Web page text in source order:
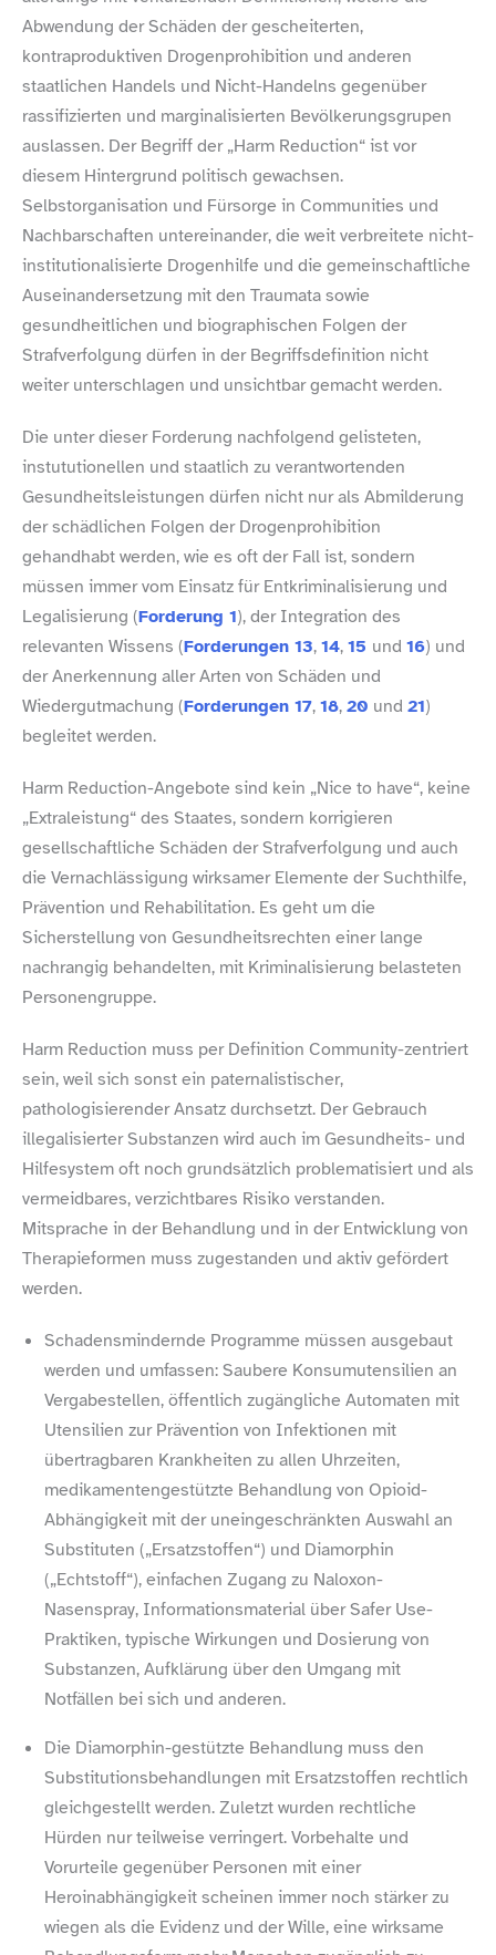
Abwendung der Schäden der gescheiterten,
kontraproduktiven Drogenprohibition und anderen
staatlichen Handels und Nicht-​Handelns gegenüber
rassifizierten und marginalisierten Bevölkerungsgrupen
auslassen. Der Begriff der „Harm Reduction“ ist vor
diesem Hintergrund politisch gewachsen.
Selbstorganisation und Fürsorge in Communities und
Nachbarschaften untereinander, die weit verbreitete nicht-​
institutionalisierte Drogenhilfe und die gemeinschaftliche
Auseinandersetzung mit den Traumata sowie
gesundheitlichen und biographischen Folgen der
Strafverfolgung dürfen in der Begriffsdefinition nicht
weiter unterschlagen und unsichtbar gemacht werden.
Die unter dieser Forderung nachfolgend gelisteten,
instututionellen und staatlich zu verantwortenden
Gesundheitsleistungen dürfen nicht nur als Abmilderung
der schädlichen Folgen der Drogenprohibition
gehandhabt werden, wie es oft der Fall ist, sondern
müssen immer vom Einsatz für Entkriminalisierung und
Legalisierung (Forderung 1), der Integration des
relevanten Wissens (Forderungen 13,14,15 und 16) und
der Anerkennung aller Arten von Schäden und
Wiedergutmachung (Forderungen 17,18,20 und 21)
begleitet werden.
Harm Reduction-​Angebote sind kein „Nice to have“, keine
„Extraleistung“ des Staates, sondern korrigieren
gesellschaftliche Schäden der Strafverfolgung und auch
die Vernachlässigung wirksamer Elemente der Suchthilfe,
Prävention und Rehabilitation. Es geht um die
Sicherstellung von Gesundheitsrechten einer lange
nachrangig behandelten, mit Kriminalisierung belasteten
Personengruppe.
Harm Reduction muss per Definition Community-​zentriert
sein, weil sich sonst ein paternalistischer,
pathologisierender Ansatz durchsetzt. Der Gebrauch
illegalisierter Substanzen wird auch im Gesundheits- und
Hilfesystem oft noch grundsätzlich problematisiert und als
vermeidbares, verzichtbares Risiko verstanden.
Mitsprache in der Behandlung und in der Entwicklung von
Therapieformen muss zugestanden und aktiv gefördert
werden.
Schadensmindernde Programme müssen ausgebaut
werden und umfassen: Saubere Konsumutensilien an
Vergabestellen, öffentlich zugängliche Automaten mit
Utensilien zur Prävention von Infektionen mit
übertragbaren Krankheiten zu allen Uhrzeiten,
medikamentengestützte Behandlung von Opioid-​
Abhängigkeit mit der uneingeschränkten Auswahl an
Substituten („Ersatzstoffen“) und Diamorphin
(„Echtstoff“), einfachen Zugang zu Naloxon-​
Nasenspray, Informationsmaterial über Safer Use-​
Praktiken, typische Wirkungen und Dosierung von
Substanzen, Aufklärung über den Umgang mit
Notfällen bei sich und anderen.
Die Diamorphin-​gestützte Behandlung muss den
Substitutionsbehandlungen mit Ersatzstoffen rechtlich
gleichgestellt werden. Zuletzt wurden rechtliche
Hürden nur teilweise verringert. Vorbehalte und
Vorurteile gegenüber Personen mit einer
Heroinabhängigkeit scheinen immer noch stärker zu
wiegen als die Evidenz und der Wille, eine wirksame